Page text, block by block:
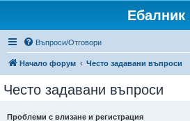
Ебалник
Въпроси/Отговори
Начало форум Често задавани въпроси
Често задавани въпроси
Проблеми с влизане и регистрация